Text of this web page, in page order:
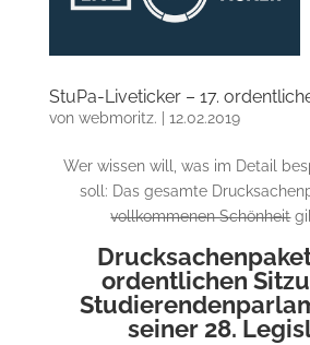
StuPa-Liveticker – 17.
von webmoritz. 12.02.2019
Wer wissen will, was im Detail
soll: Das gesamte
vollkommenen Schönheit
ordentlichen
seiner 28.